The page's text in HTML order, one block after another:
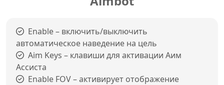
Enable – включить/выключить
автоматическое наведение на цель
Aim Keys – клавиши для активации Аим
Ассиста
Enable FOV – активирует отображение